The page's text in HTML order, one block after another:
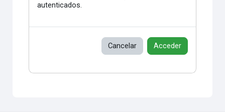
autenticados.
Cancelar Acceder